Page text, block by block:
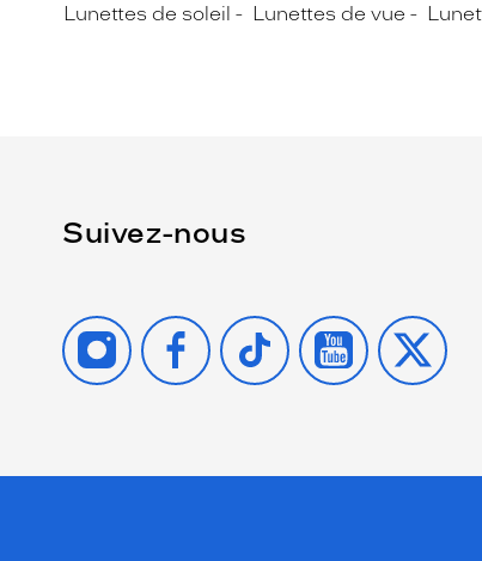
Lunettes de soleil
Lunettes de vue
Suivez-nous
INSTAGRAMFACEBOOK
TIKTOK YOUTUBE
X